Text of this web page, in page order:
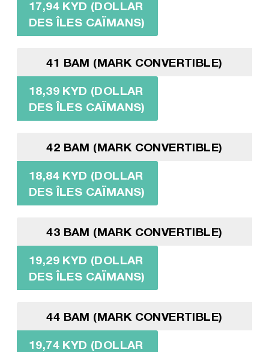
17,94 KYD (DOLLAR
DES ÎLES CAÏMANS)
41 BAM (MARK CONVERTIBLE)
18,39 KYD (DOLLAR
DES ÎLES CAÏMANS)
42 BAM (MARK CONVERTIBLE)
18,84 KYD (DOLLAR
DES ÎLES CAÏMANS)
43 BAM (MARK CONVERTIBLE)
19,29 KYD (DOLLAR
DES ÎLES CAÏMANS)
44 BAM (MARK CONVERTIBLE)
19,74 KYD (DOLLAR